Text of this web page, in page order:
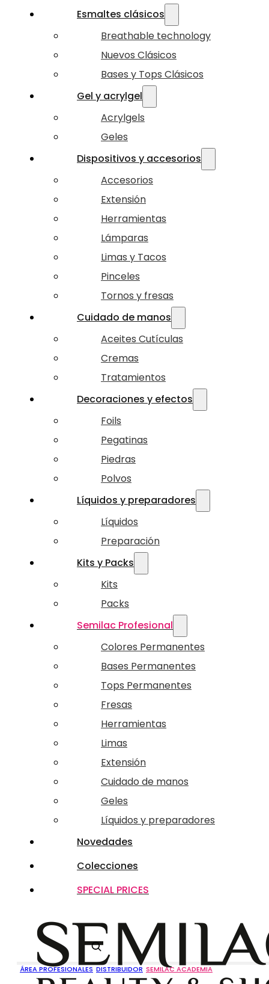
Esmaltes clásicos
Breathable technology
Nuevos Clásicos
Bases y Tops Clásicos
Gel y acrylgel
Acrylgels
Geles
Dispositivos y accesorios
Accesorios
Extensión
Herramientas
Lámparas
Limas y Tacos
Pinceles
Tornos y fresas
Cuidado de manos
Aceites Cutículas
Cremas
Tratamientos
Decoraciones y efectos
Foils
Pegatinas
Piedras
Polvos
Líquidos y preparadores
Líquidos
Preparación
Kits y Packs
Kits
Packs
Semilac Profesional
Colores Permanentes
Bases Permanentes
Tops Permanentes
Fresas
Herramientas
Limas
Extensión
Cuidado de manos
Geles
Líquidos y preparadores
Novedades
Colecciones
SPECIAL PRICES
ÁREA PROFESIONALES DISTRIBUIDOR SEMILAC ACADEMIA